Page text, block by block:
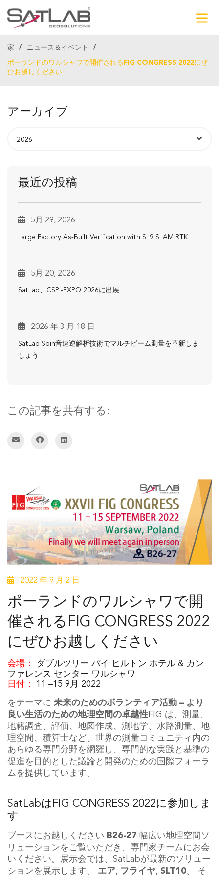
家 ニュース＆イベント
ポーランドのワルシャワで開催されるFIG CONGRESS 2022にぜ
ひお越しください
アーカイブ
最近の投稿
5月 29, 2026
Large Factory As-Built Verification with SL9 SLAM RTK
5月 20, 2026
SatLab、CSPI-EXPO 2026に出展
2026 年 3 月 18 日
SatLab Spin音速逆解析技術でマルチビーム測量を革新しま
しょう
この記事を共有する:
2022 年 9 月 2 日
ポーランドのワルシャワで開
催されるFIG CONGRESS 2022
にぜひお越しください
会場：
ダブルツリー バイ ヒルトン ホテル & カン
ファレンス センター ワルシャワ
日付：
1 1 –15 9月 2022
をテーマに 未来のためのボランティア活動 – より
良い生活のための地理空間の卓越性FIG は、測量、
地籍調査、評価、地図作成、測地学、水路測量、地
理空間、積算士など、世界の測量コミュニティ内の
あらゆる専門分野を網羅し、専門的な実践と基準の
促進を目的とした議論と開発のための国際フォーラ
ムを提供しています。
SatLabはFIG CONGRESS 2022に参加しま
す
ブースにお越しください B26-27 幅広い地理空間ソ
リューションをご覧いただき、専門家チームにお会
いください。展示会では、SatLabが最新のソリュー
ションを展示します。 エア, フライヤ, SLT10、 そ